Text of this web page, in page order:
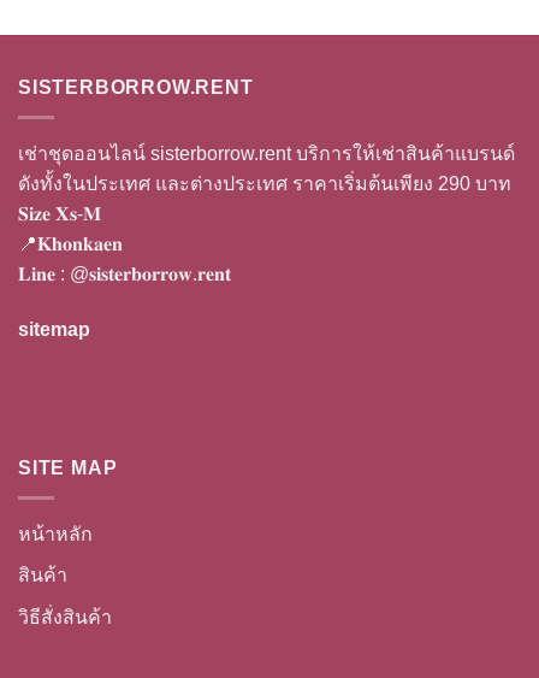
SISTERBORROW.RENT
เช่าชุดออนไลน์ sisterborrow.rent บริการให้เช่าสินค้าแบรนด์
ดังทั้งในประเทศ และต่างประเทศ ราคาเริ่มต้นเพียง 290 บาท
𝐒𝐢𝐳𝐞 𝐗𝐬-𝐌
📍𝐊𝐡𝐨𝐧𝐤𝐚𝐞𝐧
𝐋𝐢𝐧𝐞 : @𝐬𝐢𝐬𝐭𝐞𝐫𝐛𝐨𝐫𝐫𝐨𝐰.𝐫𝐞𝐧𝐭
sitemap
SITE MAP
หน้าหลัก
สินค้า
วิธีสั่งสินค้า